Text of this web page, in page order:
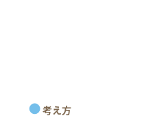
考え方